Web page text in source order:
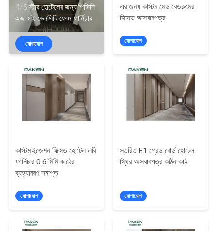
নিয়ন্ত্রণ
যোগাযোগ
করুন
উদ্ধৃতির
আবেদন
সাইট
ম্যাপ
PRIVACY
POLICY
4/5 স্টার হোটেলের জন্য পিভিসি
এজ হাই ডেনসিটি ফোম ফার্নিচার
যোগাযোগ
এর জন্য কাস্টম মেড বেডরুমের
ফিক্সড আসবাবপত্র
যোগাযোগ
কাস্টমাইজেশন ফিক্সড হোটেল লবি
ফার্নিচার 0.6 মিমি কাঠের
ব্যহ্যাবরণ সমাপ্ত
যোগাযোগ
স্তরিত E1 গ্রেড বোর্ড হোটেল
স্থির আসবাবপত্র কঠিন কাঠ
যোগাযোগ